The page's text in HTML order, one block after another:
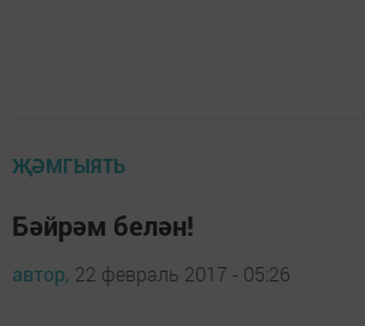
ҖӘМГЫЯТЬ
Бәйрәм белән!
автор, 22 февраль 2017 - 05:26